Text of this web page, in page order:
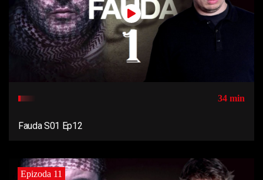
34 min
Fauda S01 Ep12
Epizoda 11